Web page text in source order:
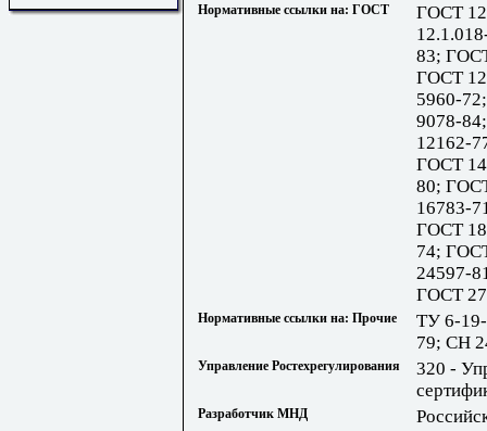
Нормативные ссылки на: ГОСТ
ГОСТ
83;
ГОСТ
5960-
9078-
12162-
ГОСТ
80;
16783-
ГОСТ
74;
24597-
ГОСТ
Нормативные ссылки на: Прочие
ТУ 6-
79; СН
Управление Ростехрегулирования
320 -
Разработчик МНД